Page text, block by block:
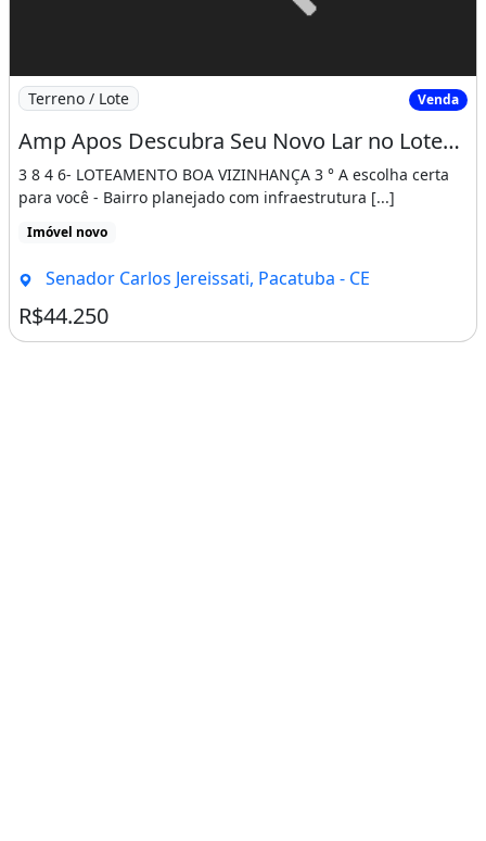
Imagem: Amp Apos Descubra Seu Novo Lar no
Terreno / Lote Venda
Amp Apos Descubra Seu Novo Lar no Loteamento Jereissati 3 em Pacatuba!7 3 8 4 6
3 8 4 6- LOTEAMENTO BOA VIZINHANÇA 3 ° A escolha certa
para você - Bairro planejado com infraestrutura [...]
Imóvel novo
Senador Carlos Jereissati, Pacatuba - CE
R$44.250